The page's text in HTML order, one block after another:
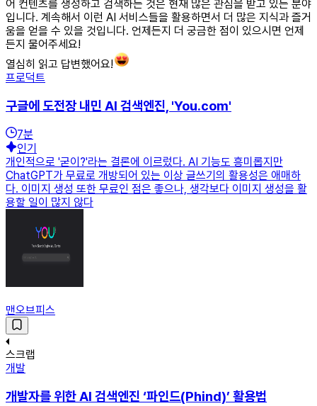
어 컨텐츠를 생성하고 검색하는 것은 현재 많은 관심을 받고 있는 분야
입니다. 계속해서 이런 AI 서비스들을 활용하면서 더 많은 지식과 즐거
움을 얻을 수 있을 것입니다. 언제든지 더 궁금한 점이 있으시면 언제
든지 물어주세요!
열심히 읽고 답변했어요!
프로덕트
구글에 도전장 내민 AI 검색엔진, 'You.com'
7분
인기
개인적으로 '굳이?'라는 결론에 이르렀다. AI 기능도 흥미롭지만
ChatGPT가 무료로 개방되어 있는 이상 글쓰기의 활용성은 애매하
다. 이미지 생성 또한 무료인 점은 좋으나, 생각보다 이미지 생성을 활
용할 일이 많지 않다
맨오브피스
스크랩
개발
개발자를 위한 AI 검색엔진 ‘파인드(Phind)’ 활용법